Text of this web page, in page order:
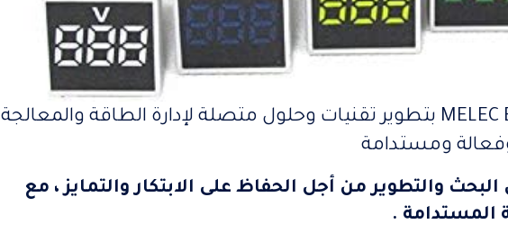
تقوم شركة MELEC ELECTRIC بتطوير تقنيات وحلول متصلة لإدارة الطاقة والمعالجة
ومستدامة
والتطوير من أجل الحفاظ على الابتكار والتمايز ، مع
المستدامة .